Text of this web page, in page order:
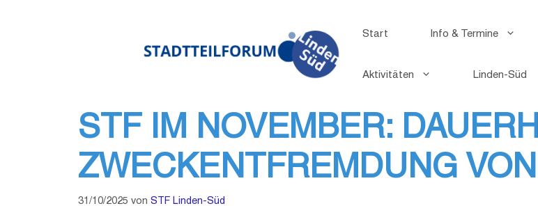
Start Info & Termine
Aktivitäten Linden-Süd
STF IM NOVEMBER:
ZWECKENTFREMDUNG
31/10/2025 von STF Linden-Süd